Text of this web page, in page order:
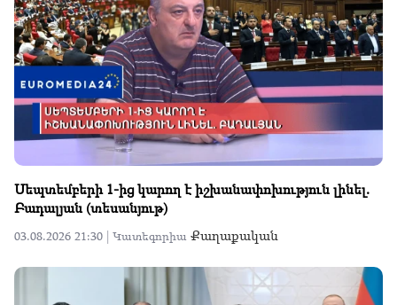
Սեպտեմբերի 1-ից կարող է իշխանափոխություն լինել.
Բադալյան (տեսանյութ)
03.08.2026 21:30 | Կատեգորիա Քաղաքական